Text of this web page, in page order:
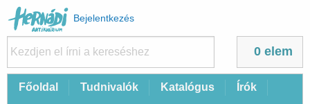
Felhasználói
fiók
menüje
Bejelentkezés
0 elem
FőFőoldal Tudnivalók Katalógus Írók